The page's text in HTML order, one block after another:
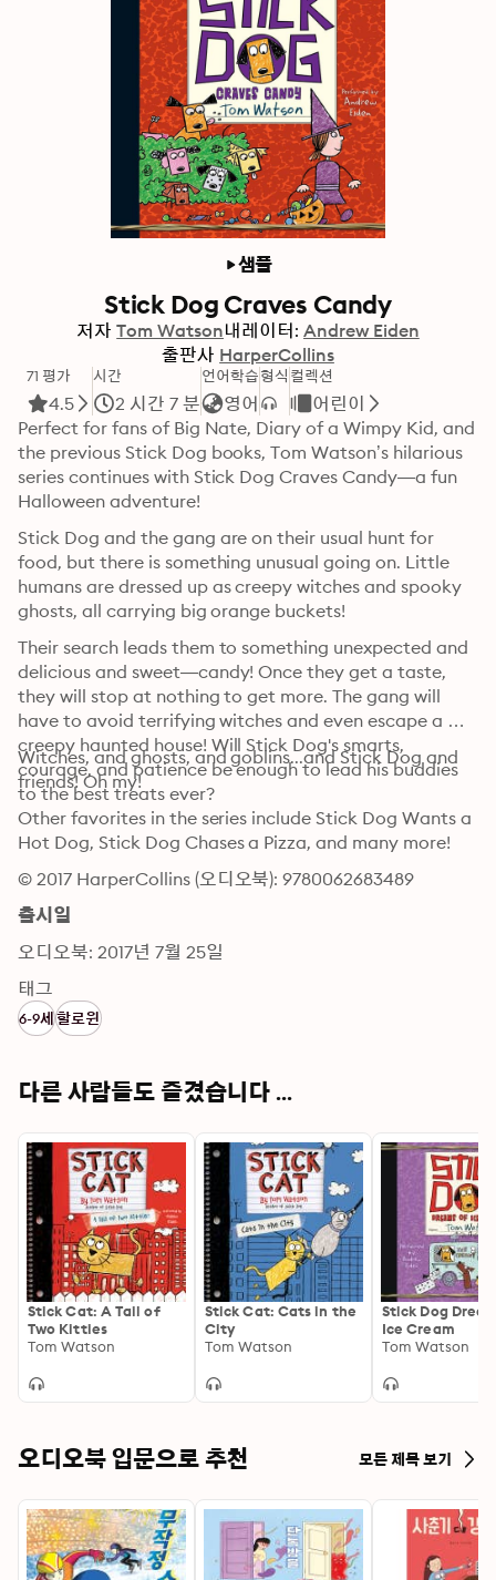
샘플
Stick Dog Craves Candy
저자 Tom Watson내레이터: Andrew Eiden
출판사 HarperCollins
71 평가
4.5
시간
2 시간 7 분
언어학습
영어
형식 컬렉션
어린이
Perfect for fans of Big Nate, Diary of a Wimpy Kid, and
the previous Stick Dog books, Tom Watson’s hilarious
series continues with Stick Dog Craves Candy—a fun
Halloween adventure!
Stick Dog and the gang are on their usual hunt for
food, but there is something unusual going on. Little
humans are dressed up as creepy witches and spooky
ghosts, all carrying big orange buckets!
Their search leads them to something unexpected and
delicious and sweet—candy! Once they get a taste,
they will stop at nothing to get more. The gang will
have to avoid terrifying witches and even escape a
creepy haunted house! Will Stick Dog's smarts,
courage, and patience be enough to lead his buddies
to the best treats ever?
Witches, and ghosts, and goblins...and Stick Dog and
friends! Oh my!
Other favorites in the series include Stick Dog Wants a
Hot Dog, Stick Dog Chases a Pizza, and many more!
© 2017 HarperCollins (오디오북): 9780062683489
출시일
오디오북: 2017년 7월 25일
태그
6-9세할로윈
다른 사람들도 즐겼습니다 ...
Stick Cat: A Tail of
Two Kitties
Tom Watson
Stick Cat: Cats in the
City
Tom Watson
Stick Dog
Ice Cream
Tom Watson
오디오북 입문으로 추천 모든 제목 보기